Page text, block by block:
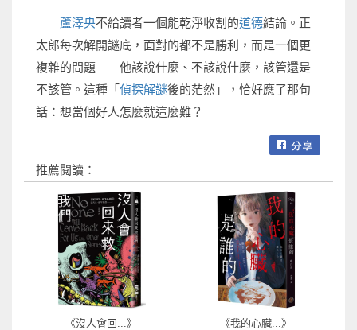
蘆澤央不給讀者一個能乾淨收割的道德結論。正
太郎每次解開謎底，面對的都不是勝利，而是一個更
複雜的問題——他該說什麼、不該說什麼，該管還是
不該管。這種「 偵探解謎後的茫然」，恰好應了那句
話：想當個好人怎麼就這麼難？
推薦閱讀：
《沒人會回...》
《我的心臟...》